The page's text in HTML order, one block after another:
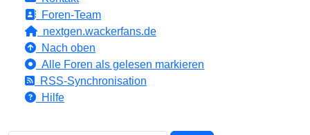
Foren-Team
nextgen.wackerfans.de
Nach oben
Alle Foren als gelesen markieren
RSS-Synchronisation
Hilfe